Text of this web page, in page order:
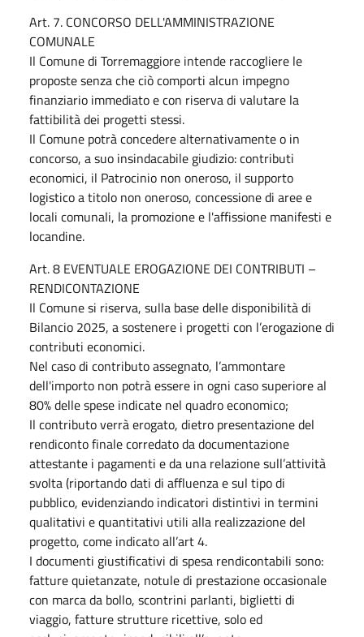
Art. 7. CONCORSO DELL'AMMINISTRAZIONE
COMUNALE
Il Comune di Torremaggiore intende raccogliere le
proposte senza che ciò comporti alcun impegno
finanziario immediato e con riserva di valutare la
fattibilità dei progetti stessi.
Il Comune potrà concedere alternativamente o in
concorso, a suo insindacabile giudizio: contributi
economici, il Patrocinio non oneroso, il supporto
logistico a titolo non oneroso, concessione di aree e
locali comunali, la promozione e l'affissione manifesti e
locandine.
Art. 8 EVENTUALE EROGAZIONE DEI CONTRIBUTI –
RENDICONTAZIONE
Il Comune si riserva, sulla base delle disponibilità di
Bilancio 2025, a sostenere i progetti con l’erogazione di
contributi economici.
Nel caso di contributo assegnato, l’ammontare
dell'importo non potrà essere in ogni caso superiore al
80% delle spese indicate nel quadro economico;
Il contributo verrà erogato, dietro presentazione del
rendiconto finale corredato da documentazione
attestante i pagamenti e da una relazione sull’attività
svolta (riportando dati di affluenza e sul tipo di
pubblico, evidenziando indicatori distintivi in termini
qualitativi e quantitativi utili alla realizzazione del
progetto, come indicato all’art 4.
I documenti giustificativi di spesa rendicontabili sono:
fatture quietanzate, notule di prestazione occasionale
con marca da bollo, scontrini parlanti, biglietti di
viaggio, fatture strutture ricettive, solo ed